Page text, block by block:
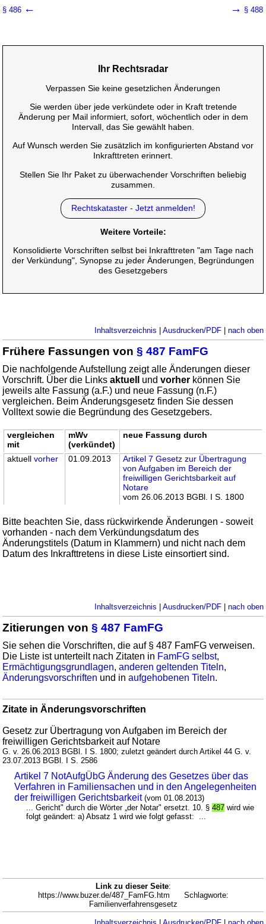
§ 486 ← → § 488
Ihr Rechtsradar
Verpassen Sie keine gesetzlichen Änderungen
Sie werden über jede verkündete oder in Kraft tretende
Änderung per Mail informiert, sofort, wöchentlich oder in dem
Intervall, das Sie gewählt haben.
Auf Wunsch werden Sie zusätzlich im konfigurierten Abstand vor
Inkrafttreten erinnert.
Stellen Sie Ihr Paket zu überwachender Vorschriften beliebig
zusammen.
Rechtskataster - Jetzt anmelden!
Weitere Vorteile:
Konsolidierte Vorschriften selbst bei Inkrafttreten "am Tage nach
der Verkündung", Synopse zu jeder Änderungen, Begründungen
des Gesetzgebers
Inhaltsverzeichnis Ausdrucken/PDF| nach oben
Frühere Fassungen von§ 487 FamFG
Die nachfolgende Aufstellung zeigt alle Änderungen dieser
Vorschrift. Über die Linksaktuell undvorher können Sie
jeweils alte Fassung (a.F.) und neue Fassung (n.F.)
vergleichen. Beim Änderungsgesetz finden Sie dessen
Volltext sowie die Begründung des Gesetzgebers.
vergleichen
mit
mWv
(verkündet)
neue Fassung durch
aktuellvorher 01.09.2013
Artikel 7 Gesetz zur Übertragung
von Aufgaben im Bereich der
freiwilligen Gerichtsbarkeit auf
Notare
vom 26.06.2013 BGBl. I S. 1800
Bitte beachten Sie, dass rückwirkende Änderungen - soweit
vorhanden - nach dem Verkündungsdatum des
Änderungstitels (Datum in Klammern) und nicht nach dem
Datum des Inkrafttretens in diese Liste einsortiert sind.
Inhaltsverzeichnis Ausdrucken/PDF| nach oben
Zitierungen von§ 487 FamFG
Sie sehen die Vorschriften, die auf § 487 FamFG verweisen.
Die Liste ist unterteilt nach Zitaten in FamFG selbst,
Ermächtigungsgrundlagen,anderen geltenden Titeln,
Änderungsvorschriften und inaufgehobenen Titeln.
Zitate in Änderungsvorschriften
Gesetz zur Übertragung von Aufgaben im Bereich der
freiwilligen Gerichtsbarkeit auf Notare
G. v. 26.06.2013 BGBl. I S. 1800; zuletzt geändert durch Artikel 44 G. v.
23.07.2013 BGBl. I S. 2586
Artikel 7 NotAufgÜbG Änderung des Gesetzes über das
Verfahren in Familiensachen und in den Angelegenheiten
der freiwilligen Gerichtsbarkeit (vom 01.08.2013)
... Gericht" durch die Wörter „der Notar" ersetzt. 10. §487 wird wie
folgt geändert: a) Absatz 1 wird wie folgt gefasst: ...
Link zu dieser Seite:
https://www.buzer.de/487_FamFG.htm Schlagworte:
Familienverfahrensgesetz